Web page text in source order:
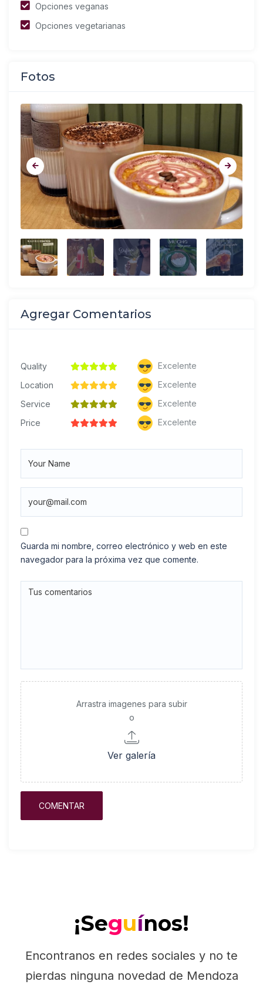
Opciones veganas
Opciones vegetarianas
Fotos
Agregar Comentarios
Quality
Excelente
Location
Excelente
Service
Excelente
Price
Excelente
Guarda mi nombre, correo electrónico y web en este
navegador para la próxima vez que comente.
Arrastra imagenes para subir
o
Ver galería
¡Seguínos!
Encontranos en redes sociales y no te
pierdas ninguna novedad de Mendoza